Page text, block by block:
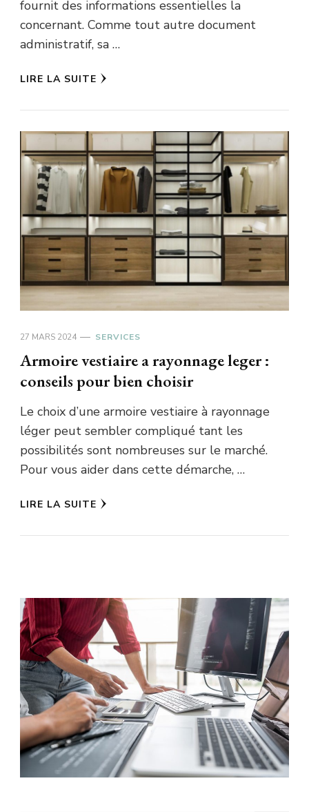
fournit des informations essentielles la
concernant. Comme tout autre document
administratif, sa …
LIRE LA SUITE
27 MARS 2024 SERVICES
Armoire vestiaire a rayonnage leger :
conseils pour bien choisir
Le choix d’une armoire vestiaire à rayonnage
léger peut sembler compliqué tant les
possibilités sont nombreuses sur le marché.
Pour vous aider dans cette démarche, …
LIRE LA SUITE